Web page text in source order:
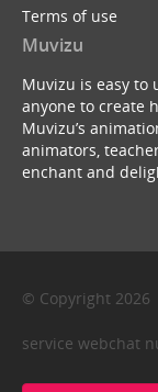
Terms of use
Muvizu
Muvizu is easy to
anyone to create
Muvizu’s
animators,
enchant and
© Copyright 2026
service webchat